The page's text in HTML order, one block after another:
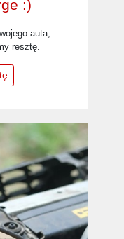
:)
auta,
resztę.